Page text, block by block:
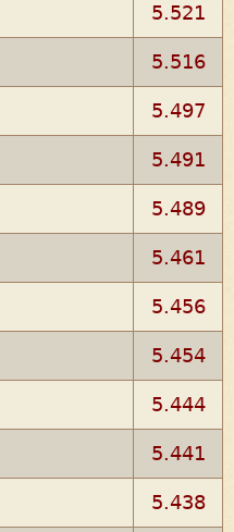
5.521
5.516
5.497
5.491
5.489
5.461
5.456
5.454
5.444
5.441
5.438